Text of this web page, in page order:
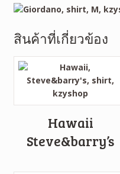
สินค้าที่เกี่ยวข้อง
Hawaii
Steve&barry’s